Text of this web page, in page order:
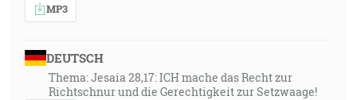
MP3
DEUTSCH
Thema: Jesaia 28,17: ICH mache das Recht zur
Richtschnur und die Gerechtigkeit zur Setzwaage!